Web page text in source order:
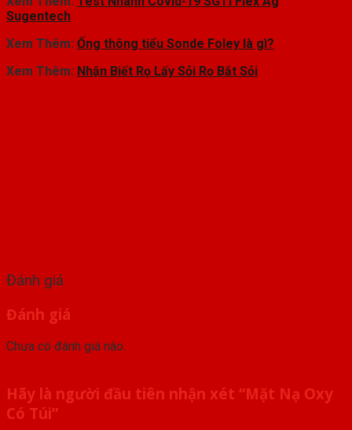
Sugentech
Xem Thêm: Ống thông tiểu Sonde Foley là gì?
Xem Thêm: Nhận Biết Rọ Lấy Sỏi Rọ Bắt Sỏi
Đánh giá
Đánh giá
Chưa có đánh giá nào.
Hãy là người đầu tiên nhận xét “Mặt Nạ Oxy
Có Túi”